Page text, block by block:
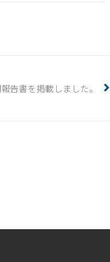
告書を掲載しました。